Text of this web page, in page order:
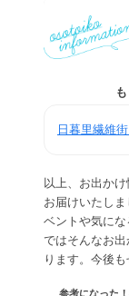
日暮里繊維
以上、お出か
お届けいたし
ベントや気に
ではそんなお
ります。今後
参考になった